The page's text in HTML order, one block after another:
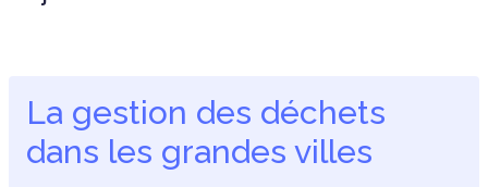
La gestion des déchets
dans les grandes villes